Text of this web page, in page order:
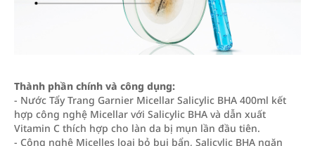
Thành phần chính và công dụng:
- Nước Tẩy Trang Garnier Micellar Salicylic BHA 400ml kết
hợp công nghệ Micellar với Salicylic BHA và dẫn xuất
Vitamin C thích hợp cho làn da bị mụn lần đầu tiên.
- Công nghệ Micelles loại bỏ bụi bẩn, Salicylic BHA ngăn